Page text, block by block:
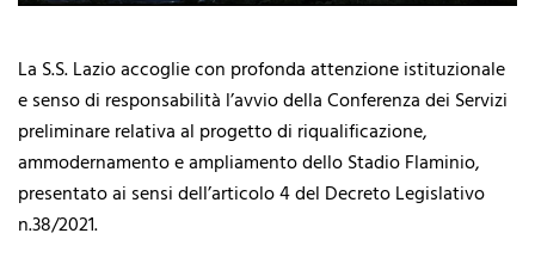
La S.S. Lazio accoglie con profonda attenzione istituzionale
e senso di responsabilità l’avvio della Conferenza dei Servizi
preliminare relativa al progetto di riqualificazione,
ammodernamento e ampliamento dello Stadio Flaminio,
presentato ai sensi dell’articolo 4 del Decreto Legislativo
n.38/2021.